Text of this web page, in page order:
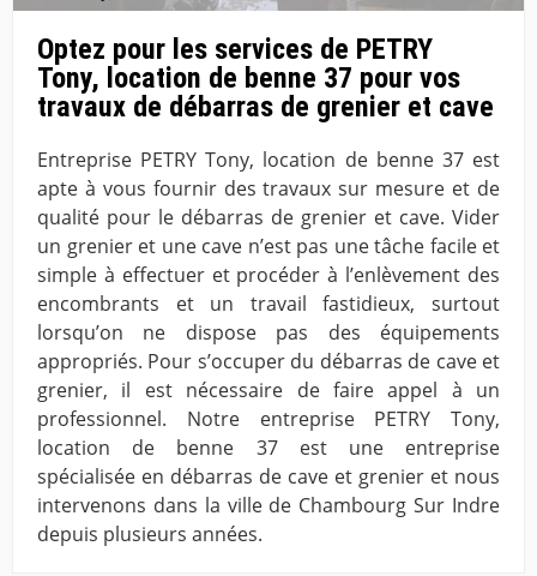
Optez pour les services de PETRY
Tony, location de benne 37 pour vos
travaux de débarras de grenier et cave
Entreprise PETRY Tony, location de benne 37 est
apte à vous fournir des travaux sur mesure et de
qualité pour le débarras de grenier et cave. Vider
un grenier et une cave n’est pas une tâche facile et
simple à effectuer et procéder à l’enlèvement des
encombrants et un travail fastidieux, surtout
lorsqu’on ne dispose pas des équipements
appropriés. Pour s’occuper du débarras de cave et
grenier, il est nécessaire de faire appel à un
professionnel. Notre entreprise PETRY Tony,
location de benne 37 est une entreprise
spécialisée en débarras de cave et grenier et nous
intervenons dans la ville de Chambourg Sur Indre
depuis plusieurs années.